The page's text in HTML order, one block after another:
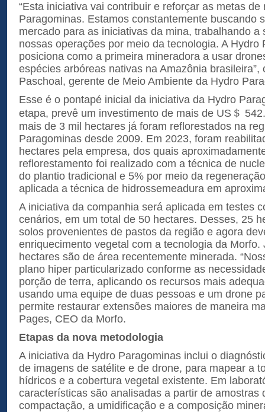
“Esta iniciativa vai contribuir e reforçar as metas
Paragominas. Estamos constantemente buscando
mercado para as iniciativas da mina, trabalhando a
nossas operações por meio da tecnologia. A Hydro
posiciona como a primeira mineradora a usar
espécies arbóreas nativas na Amazônia brasileira”,
Paschoal, gerente de Meio Ambiente da Hydro
Esse é o pontapé inicial da iniciativa da Hydro
etapa, prevê um investimento de mais de US＄
mais de 3 mil hectares já foram reflorestados na
Paragominas desde 2009. Em 2023, foram
hectares pela empresa, dos quais
reflorestamento foi realizado com a técnica de
do plantio tradicional e 5% por meio da
aplicada a técnica de hidrossemeadura em
A iniciativa da companhia será aplicada em testes
cenários, em um total de 50 hectares. Desses, 25
solos provenientes de pastos da região e agora
enriquecimento vegetal com a tecnologia da Morfo.
hectares são de área recentemente minerada.
plano hiper particularizado conforme as
porção de terra, aplicando os recursos mais
usando uma equipe de duas pessoas e um drone
permite restaurar extensões maiores de maneira
Pages, CEO da Morfo.
Etapas da nova metodologia
A iniciativa da Hydro Paragominas inclui o
de imagens de satélite e de drone, para mapear a
hídricos e a cobertura vegetal existente. Em
características são analisadas a partir de amostras
compactação, a umidificação e a composição